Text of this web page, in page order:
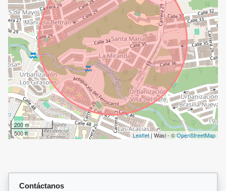
200 m
500 ft
Leaflet| Wasi - ©OpenStreetMap
Contáctanos